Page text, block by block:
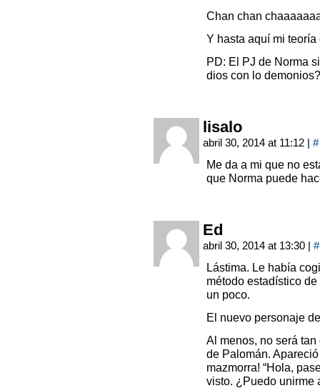
Chan chan
Y hasta aquí mi
PD: El PJ de Norma
dios con lo demonios?
lisalo
abril 30, 2014 at 11:12 | #
Me da a mi que no
que Norma puede
Ed
abril 30, 2014 at 13:30 | #
Lástima. Le había
método estadístico
un poco.
El nuevo personaje
Al menos, no será
de Palomán.
mazmorra! “Hola,
visto. ¿Puedo unirme